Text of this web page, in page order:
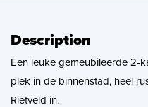
Description
Een leuke gemeubileerde 2-
plek in de binnenstad, heel
Rietveld in.